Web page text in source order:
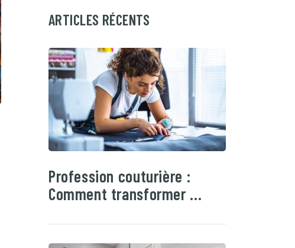
ARTICLES RÉCENTS
Profession couturière :
Comment transformer …